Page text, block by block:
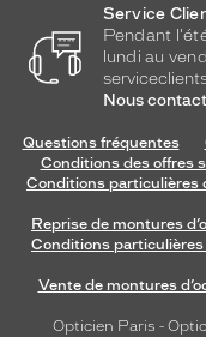
Service
Pendant
lundi au
Nous
Questions fréquentes
Conditions des offres
Conditions particulières
Reprise de montures
Conditions particulières
Vente de montures
Opticien Paris -